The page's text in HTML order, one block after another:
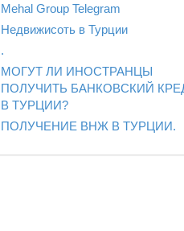
Mehal Group Telegram
Недвижисоть в Турции
.
МОГУТ ЛИ ИНОСТРАНЦЫ
ПОЛУЧИТЬ БАНКОВСКИЙ
В ТУРЦИИ?
ПОЛУЧЕНИЕ ВНЖ В ТУРЦИИ.